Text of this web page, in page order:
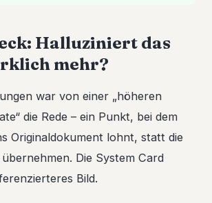
Halluziniert das
mehr?
war von einer „höheren
die Rede – ein Punkt, bei dem
Originaldokument lohnt, statt die
Die System Card
Bild.